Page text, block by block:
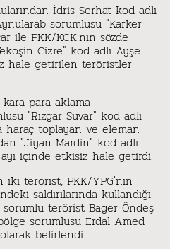
İdris Serhat kod adlı
sorumlusu "Karker
ile PKK/KCK'nın sözde
Cizre" kod adlı Ayşe
hale getirilen teröristler
para aklama
"Rızgar Suvar" kod adlı
haraç toplayan ve eleman
"Jiyan Mardin" kod adlı
ayı içinde etkisiz hale getirdi.
terörist, PKK/YPG'nin
saldırılarında kullandığı
sorumlu terörist Bager Öndeş
sorumlusu Erdal Amed
belirlendi.